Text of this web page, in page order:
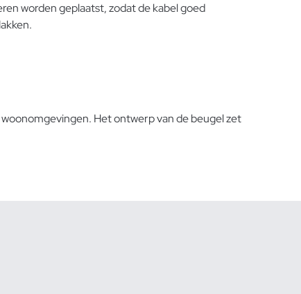
worden geplaatst, zodat de kabel goed
Het ontwerp van de beugel zet